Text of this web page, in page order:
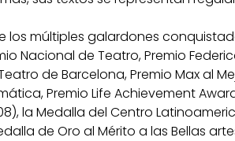
los múltiples galardones
Nacional de Teatro, Premio
de Barcelona, Premio Max al
Premio Life Achievement
la Medalla del Centro
de Oro al Mérito a las Bellas